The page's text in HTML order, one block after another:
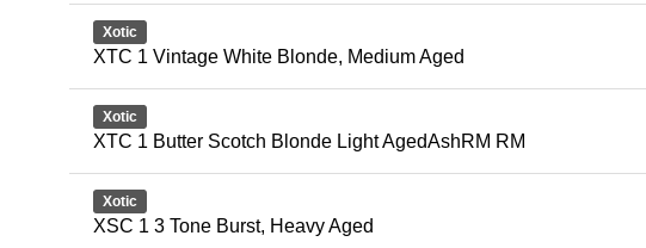
Xotic
XTC 1 Vintage White Blonde, Medium Aged
Xotic
XTC 1 Butter Scotch Blonde Light AgedAshRM RM
Xotic
XSC 1 3 Tone Burst, Heavy Aged